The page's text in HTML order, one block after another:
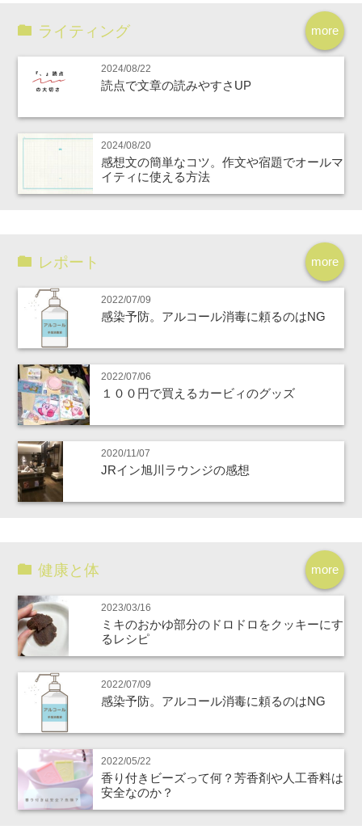
more
ライティング
2024/08/22
読点で文章の読みやすさUP
2024/08/20
感想文の簡単なコツ。作文や宿題でオールマ
イティに使える方法
more
レポート
2022/07/09
感染予防。アルコール消毒に頼るのはNG
2022/07/06
１００円で買えるカービィのグッズ
2020/11/07
JRイン旭川ラウンジの感想
more
健康と体
2023/03/16
ミキのおかゆ部分のドロドロをクッキーにす
るレシピ
2022/07/09
感染予防。アルコール消毒に頼るのはNG
2022/05/22
香り付きビーズって何？芳香剤や人工香料は
安全なのか？